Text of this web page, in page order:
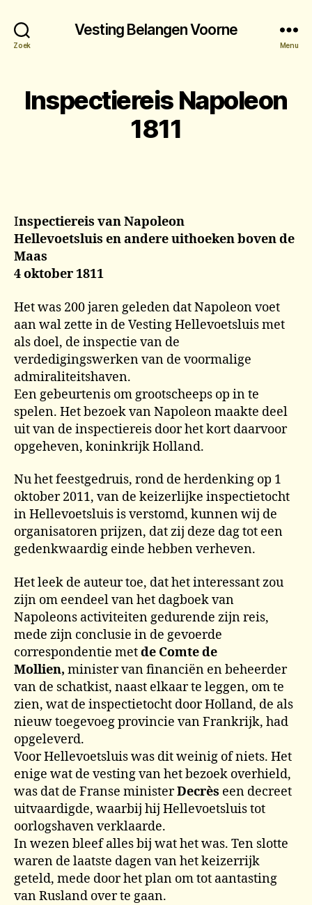
Zoek
Vesting Belangen Voorne
Menu
Inspectiereis Napoleon
1811
Inspectiereis van Napoleon
Hellevoetsluis en andere uithoeken boven de
Maas
4 oktober 1811
Het was 200 jaren geleden dat Napoleon voet
aan wal zette in de Vesting Hellevoetsluis met
als doel, de inspectie van de
verdedigingswerken van de voormalige
admiraliteitshaven.
Een gebeurtenis om grootscheeps op in te
spelen. Het bezoek van Napoleon maakte deel
uit van de inspectiereis door het kort daarvoor
opgeheven, koninkrijk Holland.
Nu het feestgedruis, rond de herdenking op 1
oktober 2011, van de keizerlijke inspectietocht
in Hellevoetsluis is verstomd, kunnen wij de
organisatoren prijzen, dat zij deze dag tot een
gedenkwaardig einde hebben verheven.
Het leek de auteur toe, dat het interessant zou
zijn om eendeel van het dagboek van
Napoleons activiteiten gedurende zijn reis,
mede zijn conclusie in de gevoerde
correspondentie metde Comte de
Mollien, minister van financiën en beheerder
van de schatkist, naast elkaar te leggen, om te
zien, wat de inspectietocht door Holland, de als
nieuw toegevoeg provincie van Frankrijk, had
opgeleverd.
Voor Hellevoetsluis was dit weinig of niets. Het
enige wat de vesting van het bezoek overhield,
was dat de Franse ministerDecrès een decreet
uitvaardigde, waarbij hij Hellevoetsluis tot
oorlogshaven verklaarde.
In wezen bleef alles bij wat het was. Ten slotte
waren de laatste dagen van het keizerrijk
geteld, mede door het plan om tot aantasting
van Rusland over te gaan.